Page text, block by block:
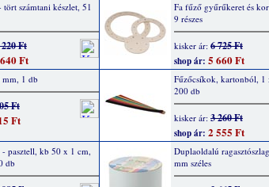
számtani készlet, 51
Ft
Ft
Fa fűző gyűrűkeret és
9 részes
kisker ár: 6 725 Ft
shop ár: 5 660 Ft
1 db
Ft
Ft
Fűzőcsíkok, kartonból, 1
200 db
kisker ár: 3 260 Ft
shop ár: 2 555 Ft
pasztell, kb 50 x 1 cm,
db
Duplaoldalú
mm széles